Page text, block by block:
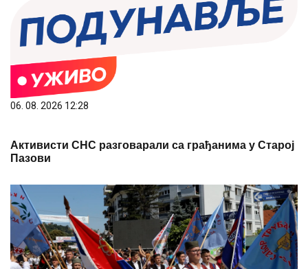
06. 08. 2026 12:28
Активисти СНС разговарали са грађанима у Старој
Пазови